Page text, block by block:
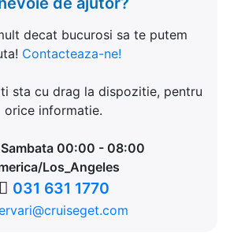
decat bucurosi sa te putem
Contacteaza-ne!
sta cu drag la dispozitie, pentru
orice informatie.
00:00 - 08:00
Los_Angeles
031 631 1770